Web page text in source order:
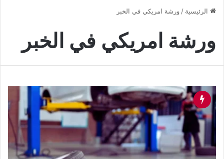
الرئيسية / ورشة امريكي في الخبر
ورشة امريكي في الخبر